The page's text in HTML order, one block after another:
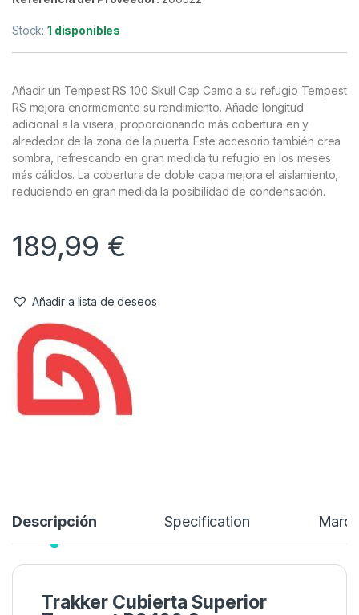
Bivvy,Refugios
Trakker Cubierta Superior Tempest
RS 100 Camo
Referencia del Proveedor: 200522
RS mejora enormemente su rendimiento. Añade longitud
alrededor de la zona de la puerta. Este accesorio también crea
sombra, refrescando en gran medida tu refugio en los meses
más cálidos. La cobertura de doble capa mejora el aislamiento,
reduciendo en gran medida la posibilidad de condensación.